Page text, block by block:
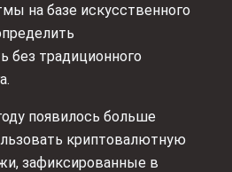
на базе искусственного
без традиционного
появилось больше
криптовалютную
зафиксированные в